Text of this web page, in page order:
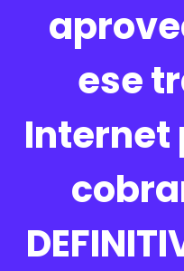
ese
Internet